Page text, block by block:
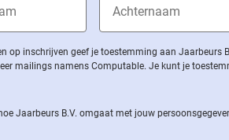
op inschrijven geef je toestemming aan Jaarbeurs
mailings namens Computable. Je kunt je
Jaarbeurs B.V. omgaat met jouw